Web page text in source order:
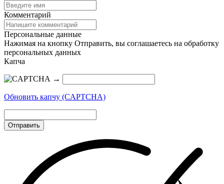
Комментарий
Персональные данные
Нажимая на кнопку Отправить, вы соглашаетесь на обработку
персональных данных
Капча
→
Обновить капчу (CAPTCHA)
Отправить